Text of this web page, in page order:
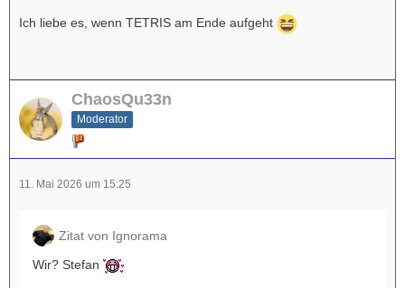
Ich liebe es, wenn TETRIS am Ende aufgeht
ChaosQu33n
Moderator
11. Mai 2026 um 15:25
Zitat von Ignorama
Wir? Stefan